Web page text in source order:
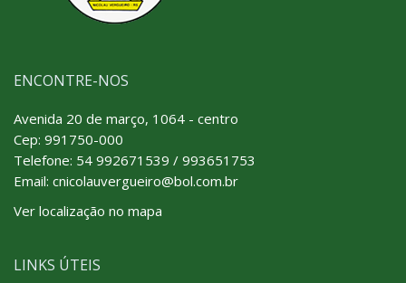
ENCONTRE-NOS
Avenida 20 de março, 1064 - centro
Cep: 991750-000
Telefone: 54 992671539 / 993651753
Email: cnicolauvergueiro@bol.com.br
Ver localização no mapa
LINKS ÚTEIS